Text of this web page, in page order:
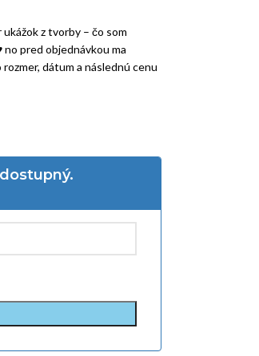
z tvorby – čo som
pred objednávkou ma
dátum a následnú cenu